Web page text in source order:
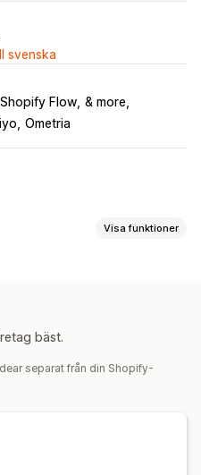
svenska
Shopify Flow & more
Ometria
Visa funktioner
meddelanden
Mätvärden för konvertering
bäst.
separat från din Shopify-